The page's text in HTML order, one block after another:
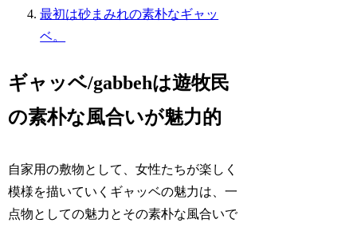
最初は砂まみれの素朴なギャッ
ベ。
ギャッベ/gabbehは遊牧民
の素朴な風合いが魅力的
自家用の敷物として、女性たちが楽しく
模様を描いていくギャッベの魅力は、一
点物としての魅力とその素朴な風合いで